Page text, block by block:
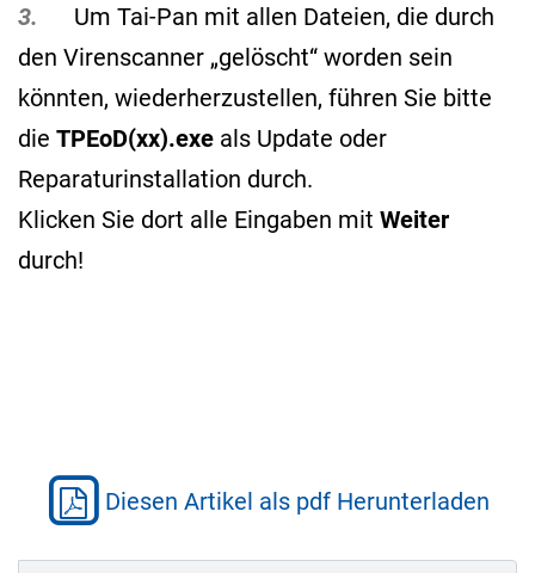
3. Um Tai-Pan mit allen Dateien, die durch
den Virenscanner „gelöscht“ worden sein
könnten, wiederherzustellen, führen Sie bitte
die TPEoD(xx).exe als Update oder
Reparaturinstallation durch.
Klicken Sie dort alle Eingaben mit Weiter
durch!
Diesen Artikel als pdf Herunterladen